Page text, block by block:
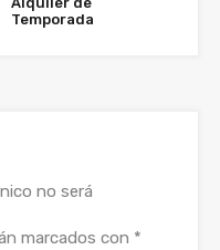
Temporada
no será
marcados con *